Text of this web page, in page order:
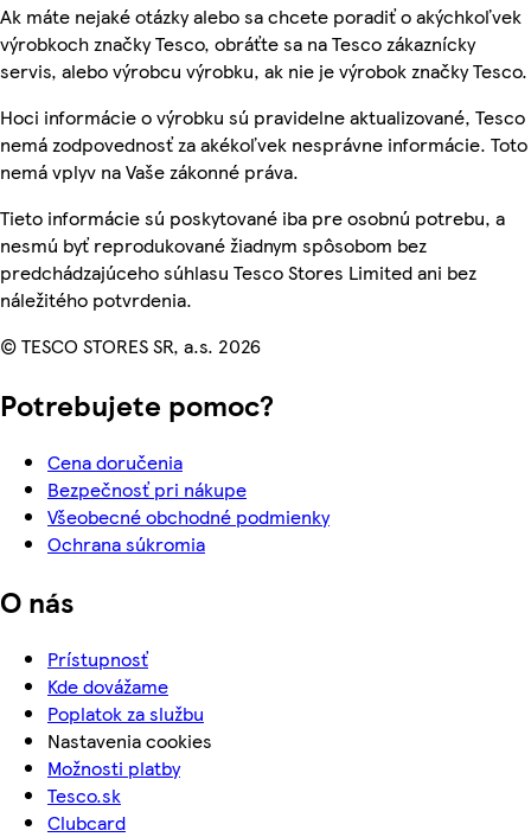
Ak máte nejaké otázky alebo sa chcete poradiť o akýchkoľvek
výrobkoch značky Tesco, obráťte sa na Tesco zákaznícky
servis, alebo výrobcu výrobku, ak nie je výrobok značky Tesco.
Hoci informácie o výrobku sú pravidelne aktualizované, Tesco
nemá zodpovednosť za akékoľvek nesprávne informácie. Toto
nemá vplyv na Vaše zákonné práva.
Tieto informácie sú poskytované iba pre osobnú potrebu, a
nesmú byť reprodukované žiadnym spôsobom bez
predchádzajúceho súhlasu Tesco Stores Limited ani bez
náležitého potvrdenia.
© TESCO STORES SR, a.s. 2026
Potrebujete pomoc?
Cena doručenia
Bezpečnosť pri nákupe
Všeobecné obchodné podmienky
Ochrana súkromia
O nás
Prístupnosť
Kde dovážame
Poplatok za službu
Nastavenia cookies
Možnosti platby
Tesco.sk
Clubcard